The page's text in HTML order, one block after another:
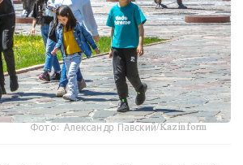
Фото: Александр Павский/Kazinform